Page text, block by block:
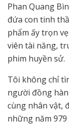
Phan Quang
đứa con tinh
phẩm ấy trọn
viên tài năng,
phim huyền sử.
Tôi không chỉ
người đồng
cùng nhân vật,
những năm